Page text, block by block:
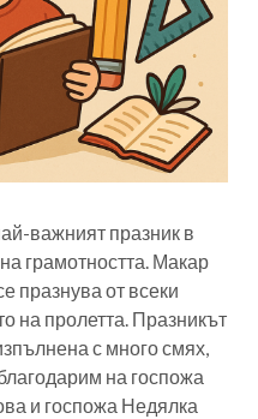
важният празник в
грамотността. Макар
празнува от всеки
на пролетта. Празникът
с много смях,
на госпожа
и госпожа Недялка